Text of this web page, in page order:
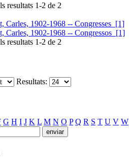
resultats 1-2 de 2
Carles, 1902-1968 -- Congresses [1]
Carles, 1902-1968 -- Congressos [1]
resultats 1-2 de 2
Resultats:
G H I J K L M N O P Q R S T U V W